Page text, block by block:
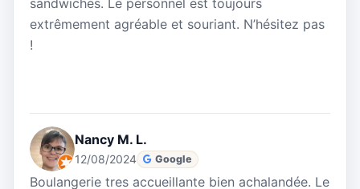
sandwiches. Le personnel est toujours
extrêmement agréable et souriant. N’hésitez pas
!
Nancy M. L.
12/08/2024 Google
Boulangerie tres accueillante bien achalandée. Le